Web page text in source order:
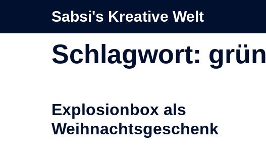
springen
Sabsi's Kreative Welt
Schlagwort: grün
Explosionbox als
Weihnachtsgeschenk